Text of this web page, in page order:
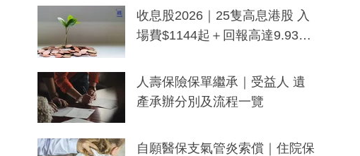
一度被誤當詐騙手段
收息股2026｜25隻高息港股 入
場費$1144起＋回報高達9.93
人壽保險保單繼承｜受益人 遺
產承辦分別及流程一覽
自願醫保支氣管炎索償｜住院保